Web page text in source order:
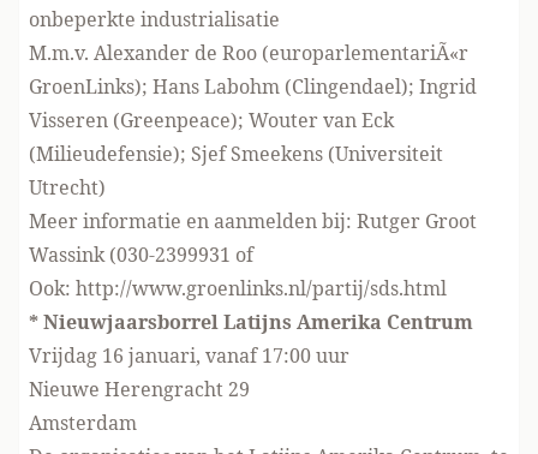
onbeperkte industrialisatie
M.m.v. Alexander de Roo (europarlementariÃ«r
GroenLinks); Hans Labohm (Clingendael); Ingrid
Visseren (Greenpeace); Wouter van Eck
(Milieudefensie); Sjef Smeekens (Universiteit
Utrecht)
Meer informatie en aanmelden bij: Rutger Groot
Wassink (030-2399931 of
Ook: http://www.groenlinks.nl/partij/sds.html
* Nieuwjaarsborrel Latijns Amerika Centrum
Vrijdag 16 januari, vanaf 17:00 uur
Nieuwe Herengracht 29
Amsterdam